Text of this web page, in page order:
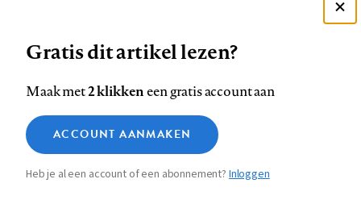
ons
op
Facebook
ons
op
ons
op
ons
op
ons
op
YouTube
ons
Footer
navigation
Contact Colofon Disclaimer Privacy
Medische vragen verdienen
betrouwbare antwoorden
Zie onze cookie policy
Analytische cookies
Marketing cookies
Gratis dit artikel lezen?
Maak met2 klikkeneen gratis account aan
ACCOUNT AANMAKEN
Heb je al een account of een abonnement?Inloggen